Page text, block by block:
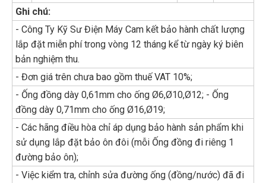
Ghi chú:
- Công Ty Kỹ Sư Điện Máy Cam kết bảo hành chất lượng
lắp đặt miễn phí trong vòng 12 tháng kể từ ngày ký biên
bản nghiệm thu.
- Đơn giá trên chưa bao gồm thuế VAT 10%;
- Ống đồng dày 0,61mm cho ống Ø6,Ø10,Ø12; - Ống
đồng dày 0,71mm cho ống Ø16,Ø19;
- Các hãng điều hòa chỉ áp dụng bảo hành sản phẩm khi
sử dụng lắp đặt bảo ôn đôi (mỗi Ống đồng đi riêng 1
đường bảo ôn);
- Việc kiểm tra, chỉnh sửa đường ống (đồng/nước) đã đi